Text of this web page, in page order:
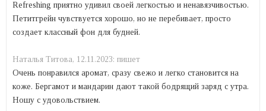
Refreshing приятно удивил своей легкостью и ненавязчивостью.
Петитгрейн чувствуется хорошо, но не перебивает, просто
создает классный фон для будней.
Наталья Титова, 12.11.2023: пишет
Очень понравился аромат, сразу свежо и легко становится на
коже. Бергамот и мандарин дают такой бодрящий заряд с утра.
Ношу с удовольствием.